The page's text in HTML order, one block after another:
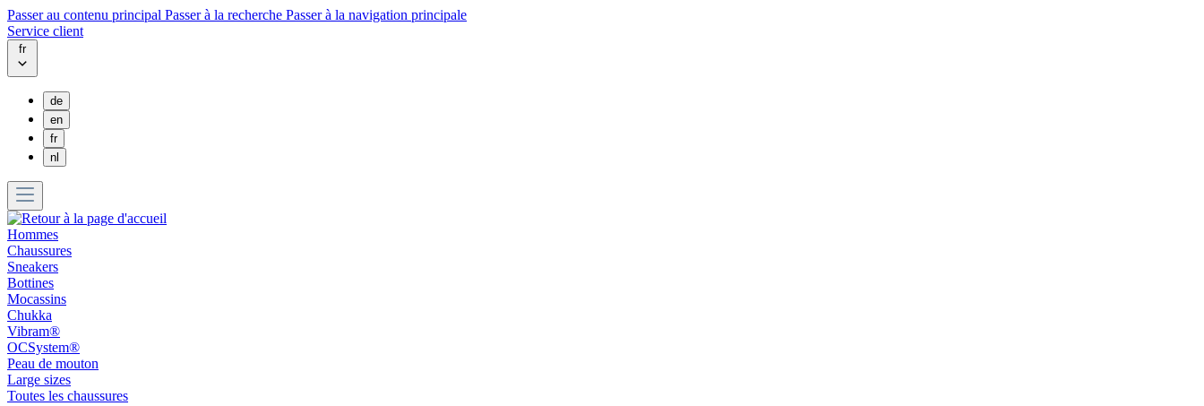
Passer au contenu principal Passer à la recherche Passer à la navigation principale
Service client
fr
de
en
fr
nl
Hommes
Chaussures
Sneakers
Bottines
Mocassins
Chukka
Vibram®
OCSystem®
Peau de mouton
Large sizes
Toutes les chaussures